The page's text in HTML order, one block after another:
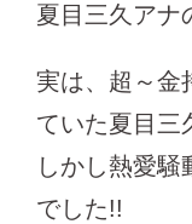
夏目三久アナ
実は、超～金
ていた夏目
しかし熱愛騒
でした!!